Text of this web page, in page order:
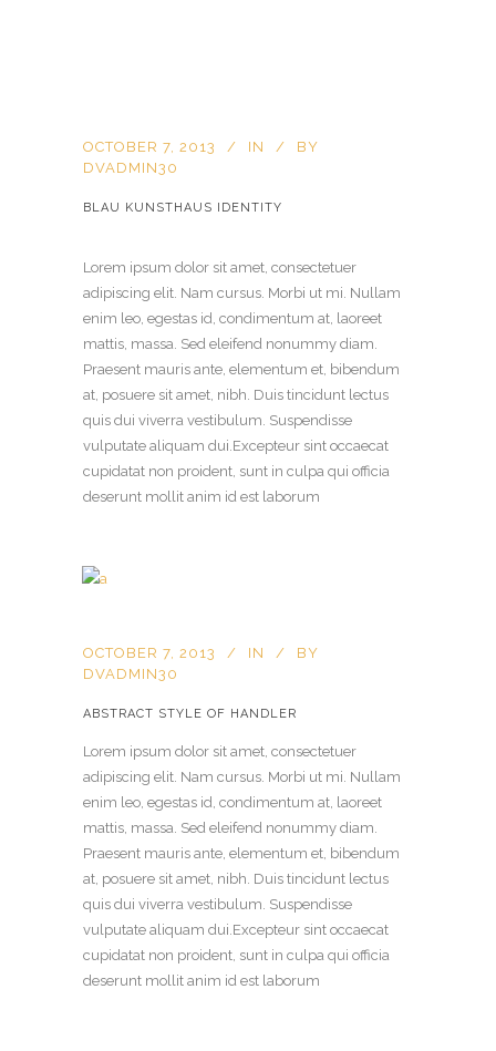
OCTOBER 7, 2013 IN
BY
DVADMIN30
BLAU KUNSTHAUS IDENTITY
Lorem ipsum dolor sit amet, consectetuer
adipiscing elit. Nam cursus. Morbi ut mi. Nullam
enim leo, egestas id, condimentum at, laoreet
mattis, massa. Sed eleifend nonummy diam.
Praesent mauris ante, elementum et, bibendum
at, posuere sit amet, nibh. Duis tincidunt lectus
quis dui viverra vestibulum. Suspendisse
vulputate aliquam dui.Excepteur sint occaecat
cupidatat non proident, sunt in culpa qui officia
deserunt mollit anim id est laborum
OCTOBER 7, 2013 IN
BY
DVADMIN30
ABSTRACT STYLE OF HANDLER
Lorem ipsum dolor sit amet, consectetuer
adipiscing elit. Nam cursus. Morbi ut mi. Nullam
enim leo, egestas id, condimentum at, laoreet
mattis, massa. Sed eleifend nonummy diam.
Praesent mauris ante, elementum et, bibendum
at, posuere sit amet, nibh. Duis tincidunt lectus
quis dui viverra vestibulum. Suspendisse
vulputate aliquam dui.Excepteur sint occaecat
cupidatat non proident, sunt in culpa qui officia
deserunt mollit anim id est laborum